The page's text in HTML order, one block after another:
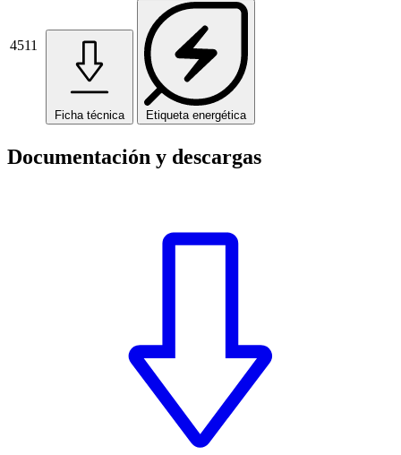
4511
Ficha técnica Etiqueta energética
Documentación y descargas